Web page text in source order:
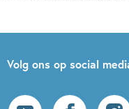
Volg ons op social